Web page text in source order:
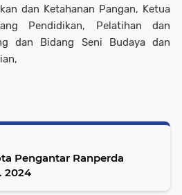
dan Ketahanan Pangan, Ketua
Pendidikan, Pelatihan dan
dan Bidang Seni Budaya dan
Pengantar Ranperda
2024